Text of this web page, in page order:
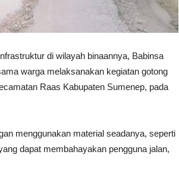
di wilayah binaannya, Babinsa
warga melaksanakan kegiatan gotong
Raas Kabupaten Sumenep, pada
menggunakan material seadanya, seperti
dapat membahayakan pengguna jalan,